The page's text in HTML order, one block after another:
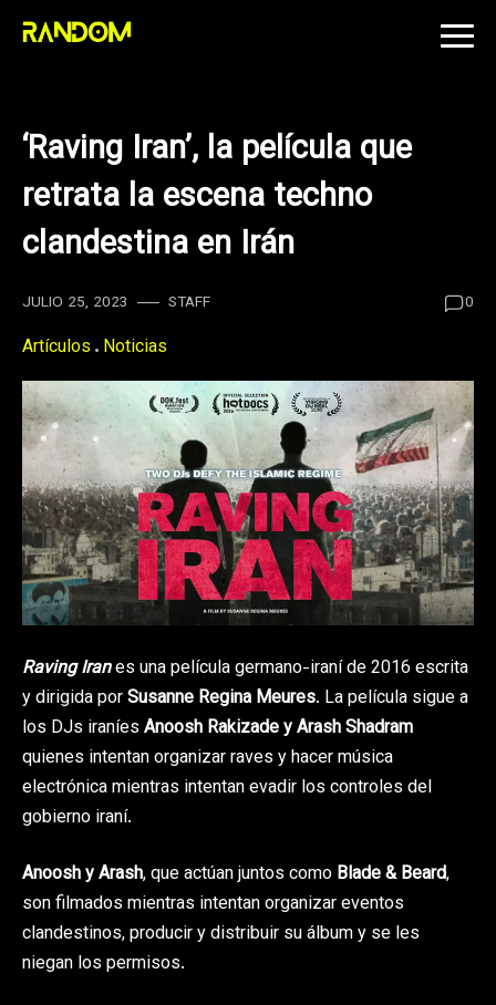
Skip
‘Raving Iran’, la película que
retrata la escena techno
clandestina en Irán
JULIO 25, 2023 STAFF 0
Artículos Noticias
Raving Iranes una película germano-iraní de 2016 escrita
y dirigida porSusanne Regina Meures. La película sigue a
los DJs iraníes Anoosh Rakizade y Arash Shadram
quienes intentan organizar raves y hacer música
electrónica mientras intentan evadir los controles del
gobierno iraní.
Anoosh y Arash, que actúan juntos como Blade & Beard,
son filmados mientras intentan organizar eventos
clandestinos, producir y distribuir su álbum y se les
niegan los permisos.